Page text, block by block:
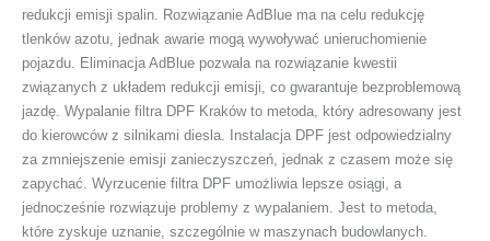
redukcji emisji spalin. Rozwiązanie AdBlue ma na celu redukcję
tlenków azotu, jednak awarie mogą wywoływać unieruchomienie
pojazdu. Eliminacja AdBlue pozwala na rozwiązanie kwestii
związanych z układem redukcji emisji, co gwarantuje bezproblemową
jazdę. Wypalanie filtra DPF Kraków to metoda, który adresowany jest
do kierowców z silnikami diesla. Instalacja DPF jest odpowiedzialny
za zmniejszenie emisji zanieczyszczeń, jednak z czasem może się
zapychać. Wyrzucenie filtra DPF umożliwia lepsze osiągi, a
jednocześnie rozwiązuje problemy z wypalaniem. Jest to metoda,
które zyskuje uznanie, szczególnie w maszynach budowlanych.